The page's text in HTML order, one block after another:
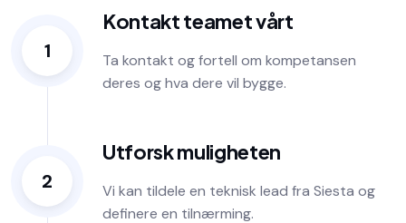
1
Kontakt teamet vårt
Ta kontakt og fortell om kompetansen
deres og hva dere vil bygge.
2
Utforsk muligheten
Vi kan tildele en teknisk lead fra Siesta og
definere en tilnærming.